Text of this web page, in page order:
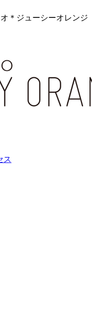
＊ジューシーオレンジ
ス